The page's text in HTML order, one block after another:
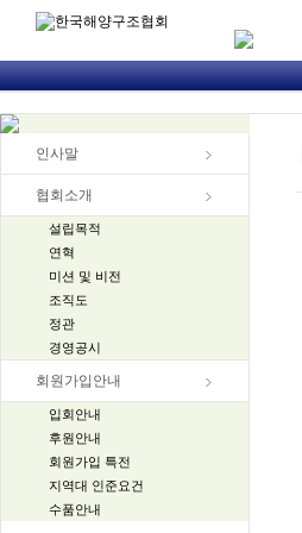
인사말
협회소개
설립목적
연혁
미션 및 비전
조직도
정관
경영공시
회원가입안내
입회안내
후원안내
회원가입 특전
지역대 인준요건
수품안내